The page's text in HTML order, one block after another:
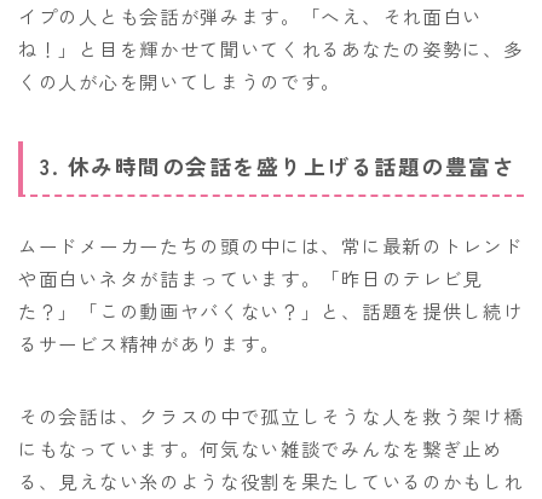
イプの人とも会話が弾みます。「へえ、それ面白い
ね！」と目を輝かせて聞いてくれるあなたの姿勢に、多
くの人が心を開いてしまうのです。
3. 休み時間の会話を盛り上げる話題の豊富さ
ムードメーカーたちの頭の中には、常に最新のトレンド
や面白いネタが詰まっています。「昨日のテレビ見
た？」「この動画ヤバくない？」と、話題を提供し続け
るサービス精神があります。
その会話は、クラスの中で孤立しそうな人を救う架け橋
にもなっています。何気ない雑談でみんなを繋ぎ止め
る、見えない糸のような役割を果たしているのかもしれ